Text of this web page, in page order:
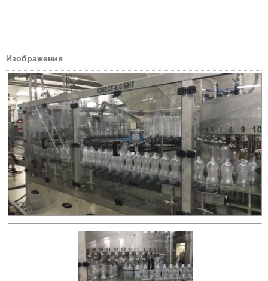
Изображения